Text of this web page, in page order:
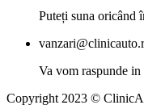
Puteți suna oricând
Va vom raspunde
Copyright 2023 ©